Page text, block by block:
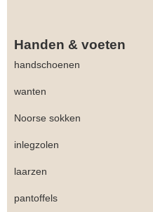
Handen & voeten
handschoenen
wanten
Noorse sokken
inlegzolen
laarzen
pantoffels